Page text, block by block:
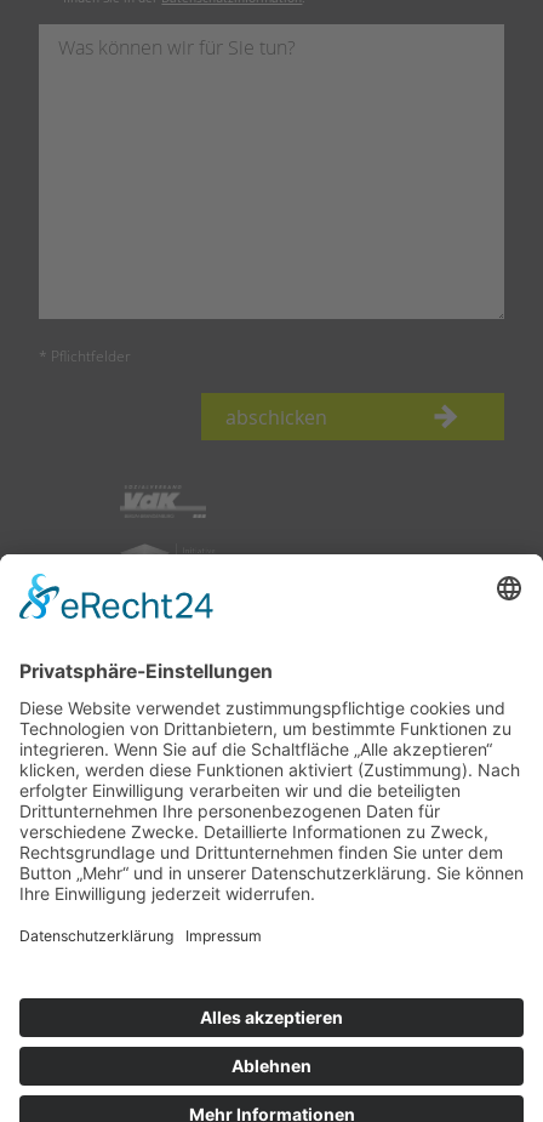
* Pflichtfelder
abschicken
nach oben
Impressum|Datenschutz
Ihnen gefällt, was Sie lesen?
Dann teilen Sie es mit anderen!